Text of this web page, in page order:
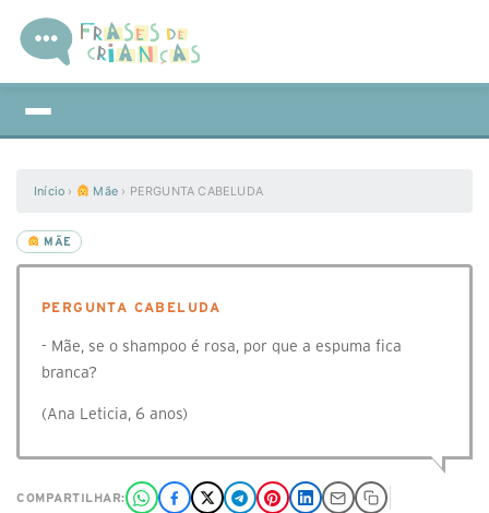
Início › Mãe › PERGUNTA CABELUDA
MÃE
PERGUNTA CABELUDA
- Mãe, se o shampoo é rosa, por que a espuma fica
branca?
(Ana Leticia, 6 anos)
COMPARTILHAR: